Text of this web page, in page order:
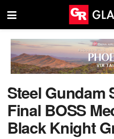
Steel Gundam
Final BOSS
Black Knight